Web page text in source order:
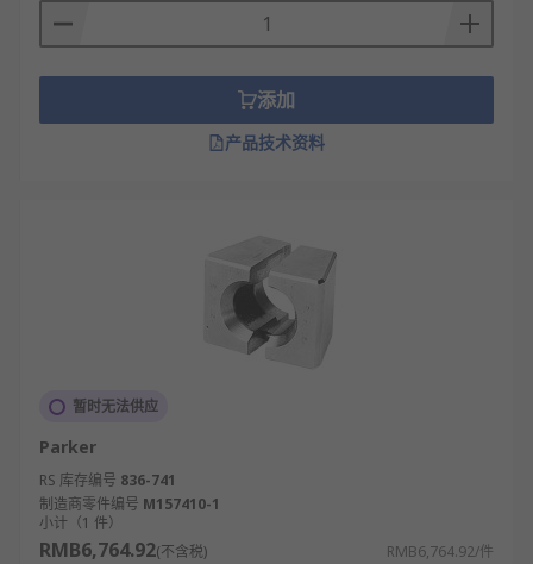
添加
产品技术资料
暂时无法供应
Parker
RS 库存编号 836-741
制造商零件编号 M157410-1
小计（1 件）
RMB6,764.92(不含税) RMB6,764.92/件